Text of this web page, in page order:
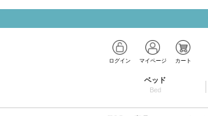
ログイン マイページ カート
ベッド
Bed